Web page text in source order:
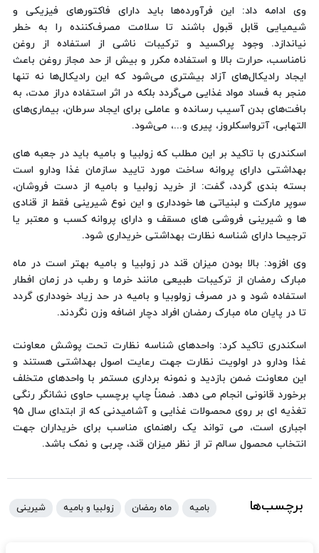
وی ادامه داد: این فرآورده‌ها باید دارای فاکتورهای فیزیکی و
شیمیایی قابل قبول باشند تا سلامت مصرف‌کننده را به خطر
نیاندازد. وجود پراکسید و ترکیبات ناشی از استفاده از روغن
نامناسب، حرارت بالا و استفاده مکرر و بیش از حد مجاز روغن باعث
ایجاد رادیکال‌های آزاد بیشتری می‌شود که این رادیکال‌ها نه تنها
منجر به فساد مواد غذایی می‌گردد بلکه در اثر استفاده دراز مدت، به
بافت‌های بدن آسیب رسانده و عاملی برای ایجاد سرطان، بیماری‌های
التهابی، آترواسکلروز، پیری و...، می‌شود.
اسکندری با تاکید بر این مطلب که زولبیا و بامیه باید در جعبه های
بهداشتی دارای پروانه ساخت مورد تایید سازمان غذا ودارو است
بسته بندی گردد، گفت: از خرید زولبیا و بامیه از دست فروشان،
سوپر مارکت و لبنیاتی ها خودداری و این نوع شیرینی فقط از قنادی
ها و شیرینی فروشی های مسقف و دارای پروانه کسب و معتبر یا
ترجیحا دارای شناسه نظارت بهداشتی خریداری شود.
وی افزود: بالا بودن میزان قند در زولبیا و بامیه بهتر است در ماه
مبارک رمضان از ترکیبات طبیعی مانند خرما و رطب در زمان افطار
استفاده شود و در مصرف زولوبیا و بامیه در حد زیاد خودداری گردد
تا در پایان ماه مبارک رمضان افراد دچار اضافه وزن نگردند.
اسکندری تاکید کرد: واحدهای شناسه نظارت تحت پوشش معاونت
غذا ودارو در اولویت نظارت جهت رعایت اصول بهداشتی هستند و
این معاونت ضمن بازدید و نمونه برداری مستمر با واحدهای متخلف
برخورد قانونی انجام می دهد. ضمناً چاپ برچسب حاوی نشانگر رنگی
تغذیه ای بر روی محصولات غذایی و آشامیدنی که از ابتدای سال ۹۵
اجباری است، می تواند یک راهنمای مناسب برای خریداران جهت
انتخاب محصول سالم تر از نظر میزان قند، چربی و نمک باشد.
برچسب‌ها بامیه ماه رمضان زولبیا و بامیه شیرینی